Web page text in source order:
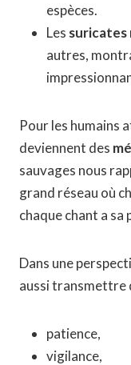
espèces.
Les suricates
autres,
Pour les humains
deviennent des
sauvages nous
grand réseau où
chaque chant a sa
Dans une
aussi transmettre
patience,
vigilance,